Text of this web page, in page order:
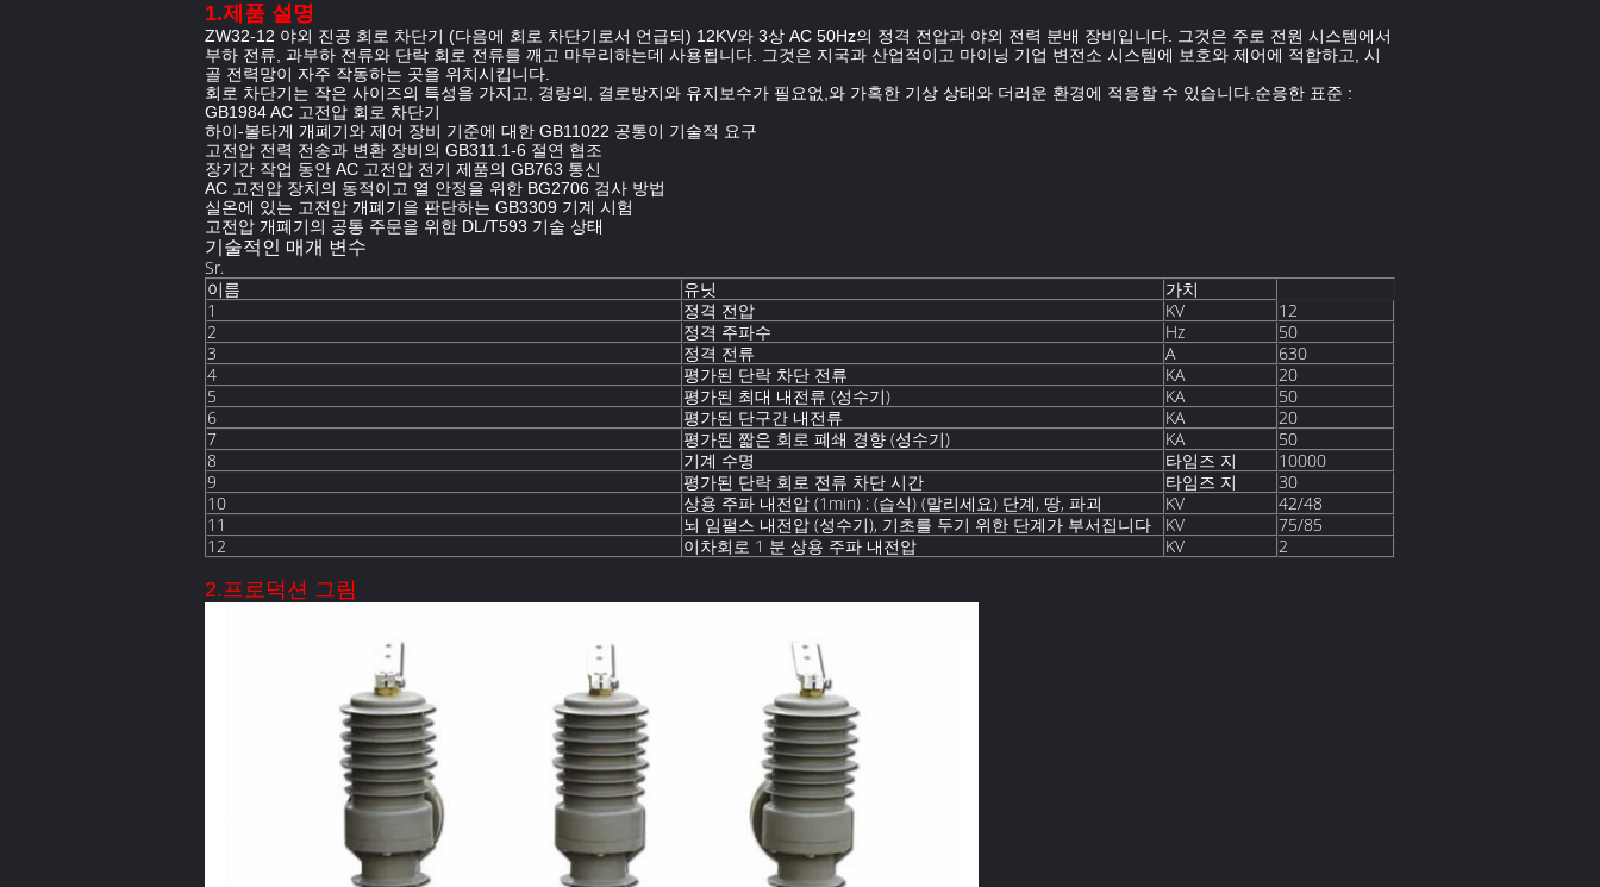
1.제품 설명
ZW32-12 야외 진공 회로 차단기 (다음에 회로 차단기로서 언급되) 12KV와 3상 AC 50Hz의 정격 전압과 야외 전력 분배 장비입니다. 그것은 주로 전원 시스템에서
부하 전류, 과부하 전류와 단락 회로 전류를 깨고 마무리하는데 사용됩니다. 그것은 지국과 산업적이고 마이닝 기업 변전소 시스템에 보호와 제어에 적합하고, 시
골 전력망이 자주 작동하는 곳을 위치시킵니다.
회로 차단기는 작은 사이즈의 특성을 가지고, 경량의, 결로방지와 유지보수가 필요없,와 가혹한 기상 상태와 더러운 환경에 적응할 수 있습니다.순응한 표준 :
GB1984 AC 고전압 회로 차단기
하이-볼타게 개폐기와 제어 장비 기준에 대한 GB11022 공통이 기술적 요구
고전압 전력 전송과 변환 장비의 GB311.1-6 절연 협조
장기간 작업 동안 AC 고전압 전기 제품의 GB763 통신
AC 고전압 장치의 동적이고 열 안정을 위한 BG2706 검사 방법
실온에 있는 고전압 개폐기을 판단하는 GB3309 기계 시험
고전압 개폐기의 공통 주문을 위한 DL/T593 기술 상태
기술적인 매개 변수
Sr.
이름
유닛
가치
1
정격 전압 KV
12
2
정격 주파수 Hz
50
3
정격 전류 A
630
4
평가된 단락 차단 전류 KA
20
5
평가된 최대 내전류 (성수기) KA
50
6
평가된 단구간 내전류 KA
20
7
평가된 짧은 회로 폐쇄 경향 (성수기) KA
50
8
기계 수명 타임즈 지
10000
9
평가된 단락 회로 전류 차단 시간 타임즈 지
30
10
상용 주파 내전압 (1min) : (습식) (말리세요) 단계, 땅, 파괴 KV
42/48
11
뇌 임펄스 내전압 (성수기), 기초를 두기 위한 단계가 부서집니다 KV
75/85
12
이차회로 1 분 상용 주파 내전압 KV 2
2.프로덕션 그림